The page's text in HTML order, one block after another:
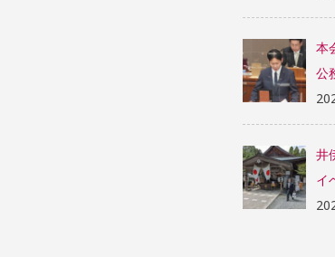
本
公
井
イ